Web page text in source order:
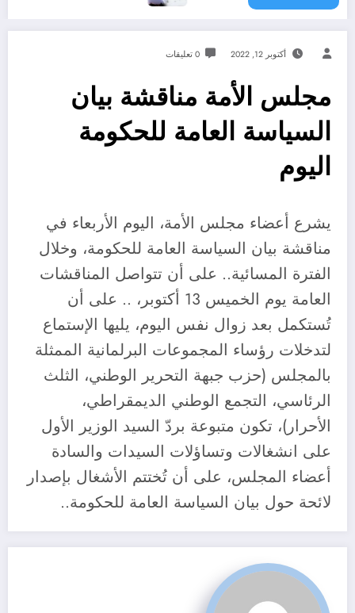
أكتوبر 12, 2022 0 تعليقات
مجلس الأمة مناقشة بيان
السياسة العامة للحكومة
اليوم
يشرع أعضاء مجلس الأمة، اليوم الأربعاء في
مناقشة بيان السياسة العامة للحكومة، وخلال
الفترة المسائية.. على أن تتواصل المناقشات
العامة يوم الخميس 13 أكتوبر، .. على أن
تُستكمل بعد زوال نفس اليوم، يليها الإستماع
لتدخلات رؤساء المجموعات البرلمانية الممثلة
بالمجلس (حزب جبهة التحرير الوطني، الثلث
الرئاسي، التجمع الوطني الديمقراطي،
الأحرار)، تكون متبوعة بردّ السيد الوزير الأول
على انشغالات وتساؤلات السيدات والسادة
أعضاء المجلس، على أن تُختتم الأشغال بإصدار
لائحة حول بيان السياسة العامة للحكومة..